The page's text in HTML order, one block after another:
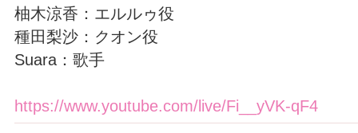
柚木涼香：エルルゥ役
種田梨沙：クオン役
Suara：歌手
https://www.youtube.com/live/Fi__yVK-qF4